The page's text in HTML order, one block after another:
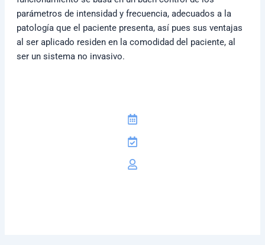
parámetros de intensidad y frecuencia, adecuados a la
patología que el paciente presenta, así pues sus ventajas
al ser aplicado residen en la comodidad del paciente, al
ser un sistema no invasivo.